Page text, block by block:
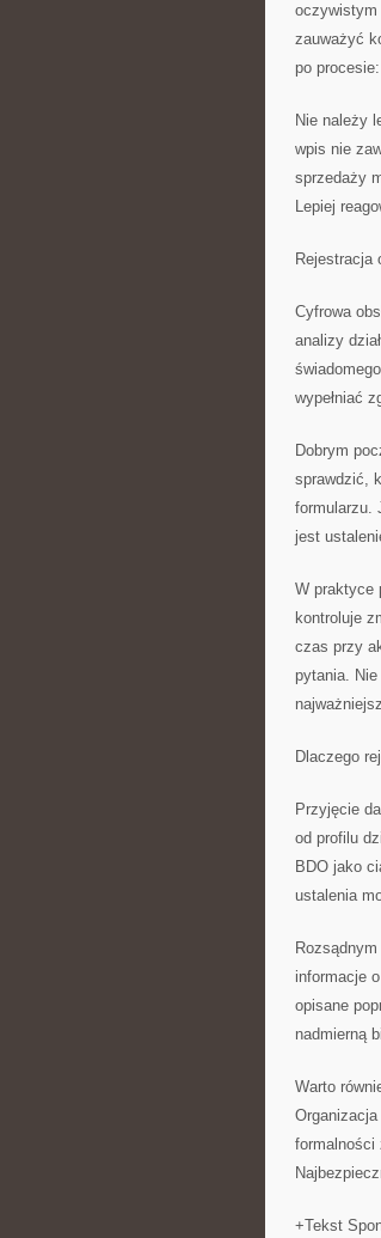
oczywistym
zauważyć
po
Nie należy
wpis nie
sprzedaży
Lepiej
Rejestracja
Cyfrowa
analizy
wypełniać
Dobrym
sprawdzić,
formularzu.
jest
W praktyce
kontroluje
czas przy
pytania.
Dlaczego
Przyjęcie
od profilu
BDO jako
ustalenia
informacje
opisane
nadmierną
Warto
formalności
+Tekst